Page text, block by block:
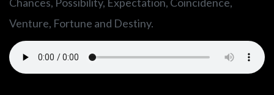
Venture, Fortune and Destiny.